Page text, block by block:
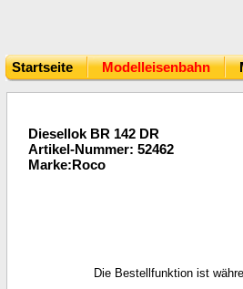
Startseite Modelleisenbahn
Diesellok BR 142 DR
Artikel-Nummer: 52462
Marke:Roco
Die Bestellfunktion ist